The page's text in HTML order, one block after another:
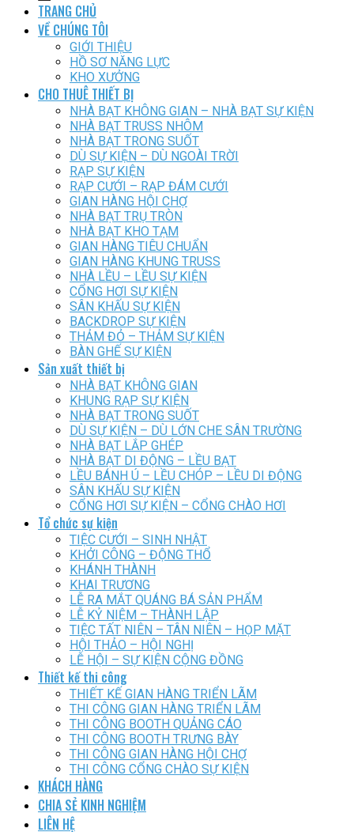
TRANG CHỦ
VỀ CHÚNG TÔI
GIỚI THIỆU
HỒ SƠ NĂNG LỰC
KHO XƯỞNG
CHO THUÊ THIẾT BỊ
NHÀ BẠT KHÔNG GIAN – NHÀ BẠT SỰ KIỆN
NHÀ BẠT TRUSS NHÔM
NHÀ BẠT TRONG SUỐT
DÙ SỰ KIỆN – DÙ NGOÀI TRỜI
RẠP SỰ KIỆN
RẠP CƯỚI – RẠP ĐÁM CƯỚI
GIAN HÀNG HỘI CHỢ
NHÀ BẠT TRỤ TRÒN
NHÀ BẠT KHO TẠM
GIAN HÀNG TIÊU CHUẨN
GIAN HÀNG KHUNG TRUSS
NHÀ LỀU – LỀU SỰ KIỆN
CỔNG HƠI SỰ KIỆN
SÂN KHẤU SỰ KIỆN
BACKDROP SỰ KIỆN
THẢM ĐỎ – THẢM SỰ KIỆN
BÀN GHẾ SỰ KIỆN
Sản xuất thiết bị
NHÀ BẠT KHÔNG GIAN
KHUNG RẠP SỰ KIỆN
NHÀ BẠT TRONG SUỐT
DÙ SỰ KIỆN – DÙ LỚN CHE SÂN TRƯỜNG
NHÀ BẠT LẮP GHÉP
NHÀ BẠT DI ĐỘNG – LỀU BẠT
LỀU BÁNH Ú – LỀU CHÓP – LỀU DI ĐỘNG
SÂN KHẤU SỰ KIỆN
CỔNG HƠI SỰ KIỆN – CỔNG CHÀO HƠI
Tổ chức sự kiện
TIỆC CƯỚI – SINH NHẬT
KHỞI CÔNG – ĐỘNG THỔ
KHÁNH THÀNH
KHAI TRƯƠNG
LỄ RA MẮT QUÁNG BÁ SẢN PHẨM
LỄ KỶ NIỆM – THÀNH LẬP
TIỆC TẤT NIÊN – TÂN NIÊN – HỌP MẶT
HỘI THẢO – HỘI NGHỊ
LỄ HỘI – SỰ KIỆN CỘNG ĐỒNG
Thiết kế thi công
THIẾT KẾ GIAN HÀNG TRIỂN LÃM
THI CÔNG GIAN HÀNG TRIỂN LÃM
THI CÔNG BOOTH QUẢNG CÁO
THI CÔNG BOOTH TRƯNG BÀY
THI CÔNG GIAN HÀNG HỘI CHỢ
THI CÔNG CỔNG CHÀO SỰ KIỆN
KHÁCH HÀNG
CHIA SẺ KINH NGHIỆM
LIÊN HỆ